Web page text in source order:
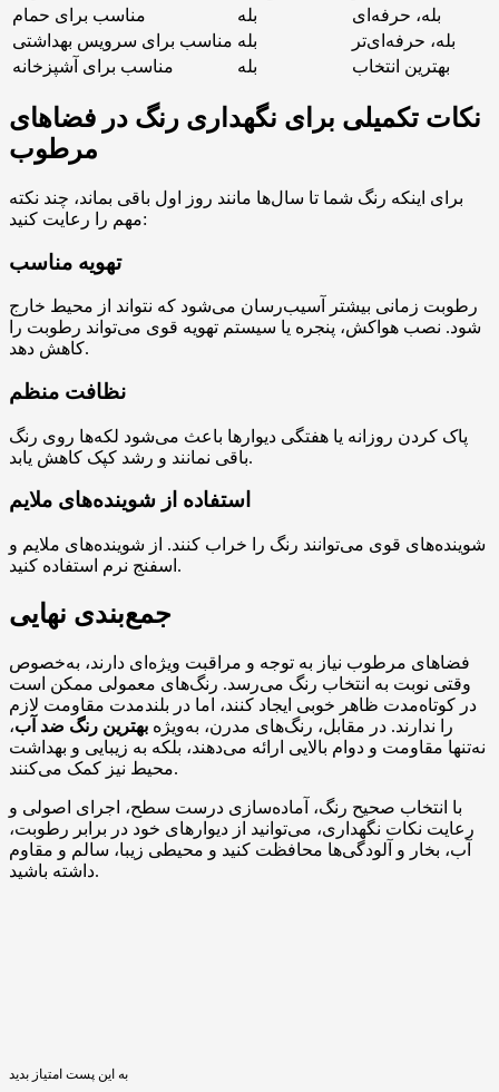
مناسب برای حمام
بله
بله، حرفه‌ای
مناسب برای سرویس بهداشتی بله
بله، حرفه‌ای‌تر
مناسب برای آشپزخانه
بله بهترین انتخاب
نکات تکمیلی برای نگهداری رنگ در فضاهای
مرطوب
برای اینکه رنگ شما تا سال‌ها مانند روز اول باقی بماند، چند نکته
مهم را رعایت کنید:
تهویه مناسب
رطوبت زمانی بیشتر آسیب‌رسان می‌شود که نتواند از محیط خارج
شود. نصب هواکش، پنجره یا سیستم تهویه قوی می‌تواند رطوبت را
کاهش دهد.
نظافت منظم
پاک کردن روزانه یا هفتگی دیوارها باعث می‌شود لکه‌ها روی رنگ
باقی نمانند و رشد کپک کاهش یابد.
استفاده از شوینده‌های ملایم
شوینده‌های قوی می‌توانند رنگ را خراب کنند. از شوینده‌های ملایم و
اسفنج نرم استفاده کنید.
جمع‌بندی نهایی
فضاهای مرطوب نیاز به توجه و مراقبت ویژه‌ای دارند، به‌خصوص
وقتی نوبت به انتخاب رنگ می‌رسد. رنگ‌های معمولی ممکن است
در کوتاه‌مدت ظاهر خوبی ایجاد کنند، اما در بلندمدت مقاومت لازم
را ندارند. در مقابل، رنگ‌های مدرن، به‌ویژه بهترین رنگ ضد آب،
نه‌تنها مقاومت و دوام بالایی ارائه می‌دهند، بلکه به زیبایی و بهداشت
محیط نیز کمک می‌کنند.
با انتخاب صحیح رنگ، آماده‌سازی درست سطح، اجرای اصولی و
رعایت نکات نگهداری، می‌توانید از دیوارهای خود در برابر رطوبت،
آب، بخار و آلودگی‌ها محافظت کنید و محیطی زیبا، سالم و مقاوم
داشته باشید.
به این پست امتیاز بدید